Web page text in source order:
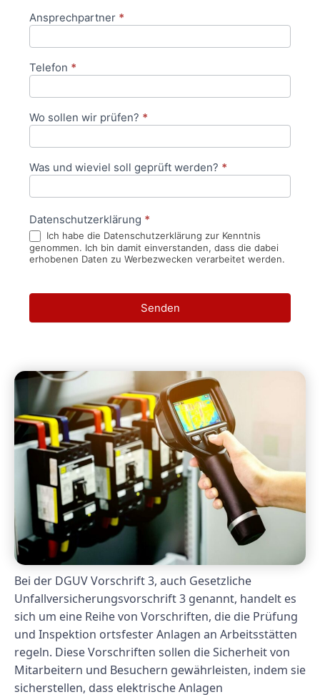
Ansprechpartner *
Telefon *
Wo sollen wir prüfen? *
Was und wieviel soll geprüft werden? *
Datenschutzerklärung *
Ich habe die Datenschutzerklärung zur Kenntnis
genommen. Ich bin damit einverstanden, dass die dabei
erhobenen Daten zu Werbezwecken verarbeitet werden.
Senden
Bei der DGUV Vorschrift 3, auch Gesetzliche
Unfallversicherungsvorschrift 3 genannt, handelt es
sich um eine Reihe von Vorschriften, die die Prüfung
und Inspektion ortsfester Anlagen an Arbeitsstätten
regeln. Diese Vorschriften sollen die Sicherheit von
Mitarbeitern und Besuchern gewährleisten, indem sie
sicherstellen, dass elektrische Anlagen